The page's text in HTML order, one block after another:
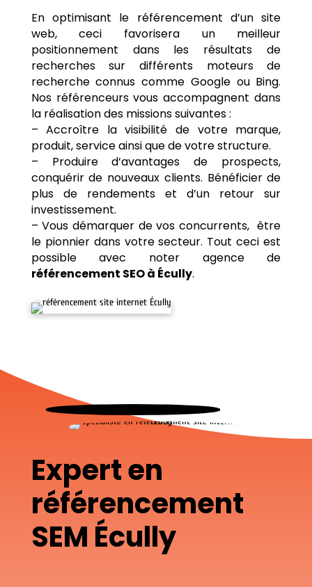
En optimisant le référencement d’un site
web, ceci favorisera un meilleur
positionnement dans les résultats de
recherches sur différents moteurs de
recherche connus comme Google ou Bing.
Nos référenceurs vous accompagnent dans
la réalisation des missions suivantes :
– Accroître la visibilité de votre marque,
produit, service ainsi que de votre structure.
– Produire d’avantages de prospects,
conquérir de nouveaux clients. Bénéficier de
plus de rendements et d’un retour sur
investissement.
– Vous démarquer de vos concurrents, être
le pionnier dans votre secteur. Tout ceci est
possible avec noter agence de
référencement SEO à Écully.
Expert en
référencement
SEM Écully